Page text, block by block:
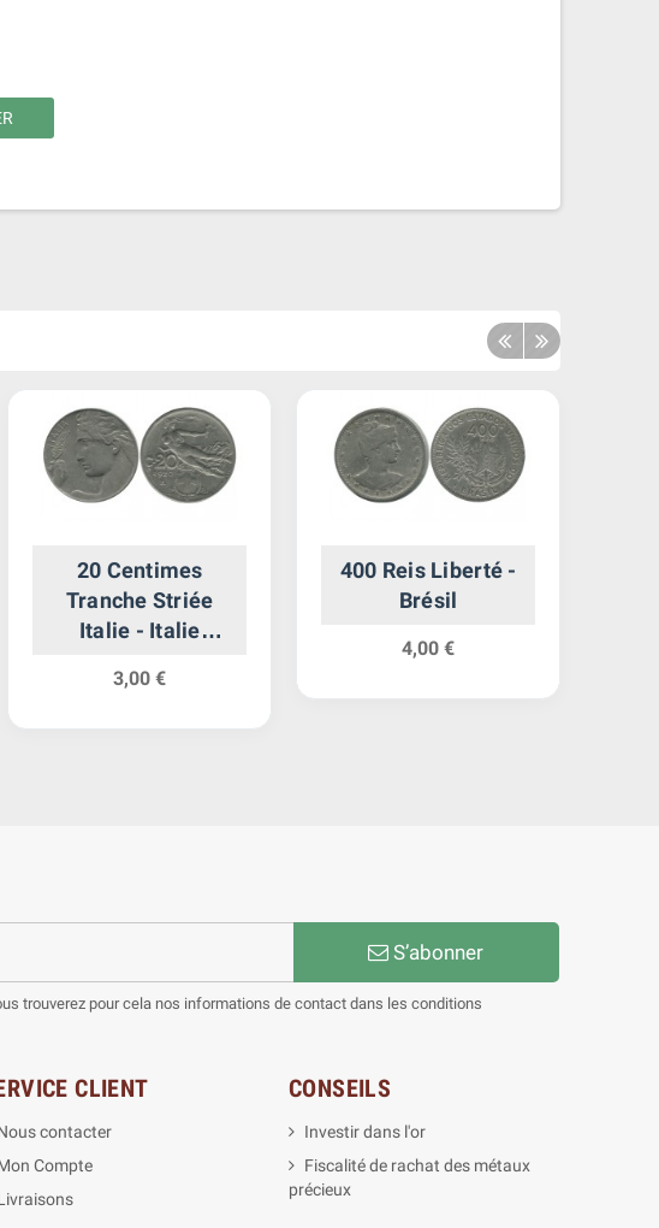
20 Centimes
Tranche Striée
Italie - Italie
3,00 €
400 Reis Liberté -
Brésil
4,00 €
S’abonner
trouverez pour cela nos informations de contact dans les conditions
CLIENT
contacter
Compte
CONSEILS
Investir dans l'or
Fiscalité de rachat des métaux
précieux